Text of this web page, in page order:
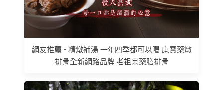
網友推薦 • 精燉補湯 一年四季都可以喝 康寶藥燉
排骨全新網路品牌 老祖宗藥膳排骨